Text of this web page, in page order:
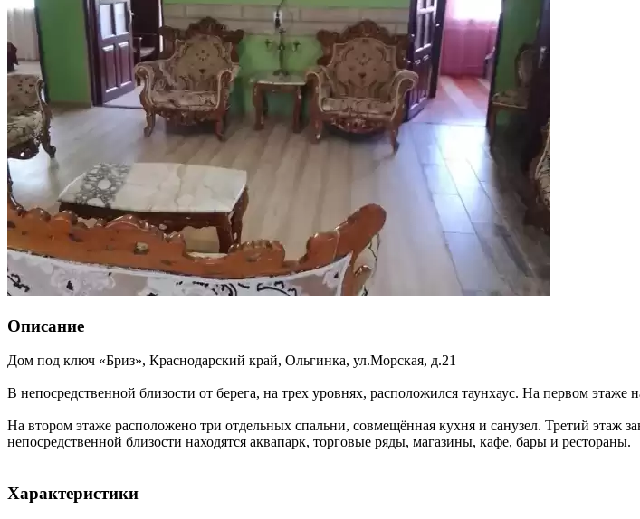
Описание
Дом под ключ «Бриз», Краснодарский край, Ольгинка, ул.Морская, д.21
В непосредственной близости от берега, на трех уровнях, расположился таунхаус. На первом этаже
На втором этаже расположено три отдельных спальни, совмещённая кухня и санузел. Третий этаж
непосредственной близости находятся аквапарк, торговые ряды, магазины, кафе, бары и рестораны.
Характеристики